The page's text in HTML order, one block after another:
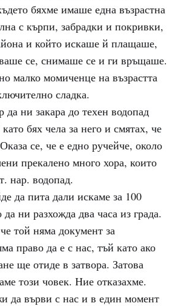
бяхме имаше една възрастна
с кърпи, забрадки и покривки,
и който искаше й плащаше,
се, снимаше се и ги връщаше.
малко момиченце на възрастта
сладка.
ни закара до техен водопад
бях чела за него и смятах, че
се, че е едно ручейче, около
прекалено много хора, които
нар. водопад.
да пита дали искаме за 100
ни разхожда два часа из града.
той няма документ за
право да е с нас, тъй като ако
ще отиде в затвора. Затова
този човек. Ние отказахме.
да върви с нас и в един момент